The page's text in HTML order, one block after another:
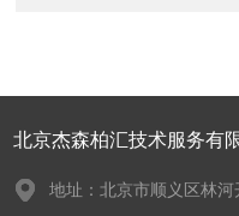
北京杰森柏汇技术服务有
地址：北京市顺义区林